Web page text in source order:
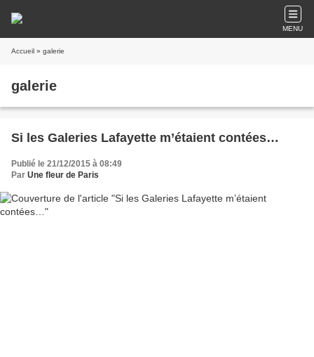
MENU
Accueil » galerie
galerie
Si les Galeries Lafayette m’étaient contées…
Publié le 21/12/2015 à 08:49
Par Une fleur de Paris